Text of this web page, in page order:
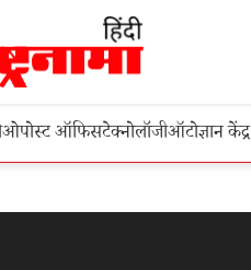
पोस्ट ऑफिसटेक्नोलॉजीऑटोज्ञान केंद्र